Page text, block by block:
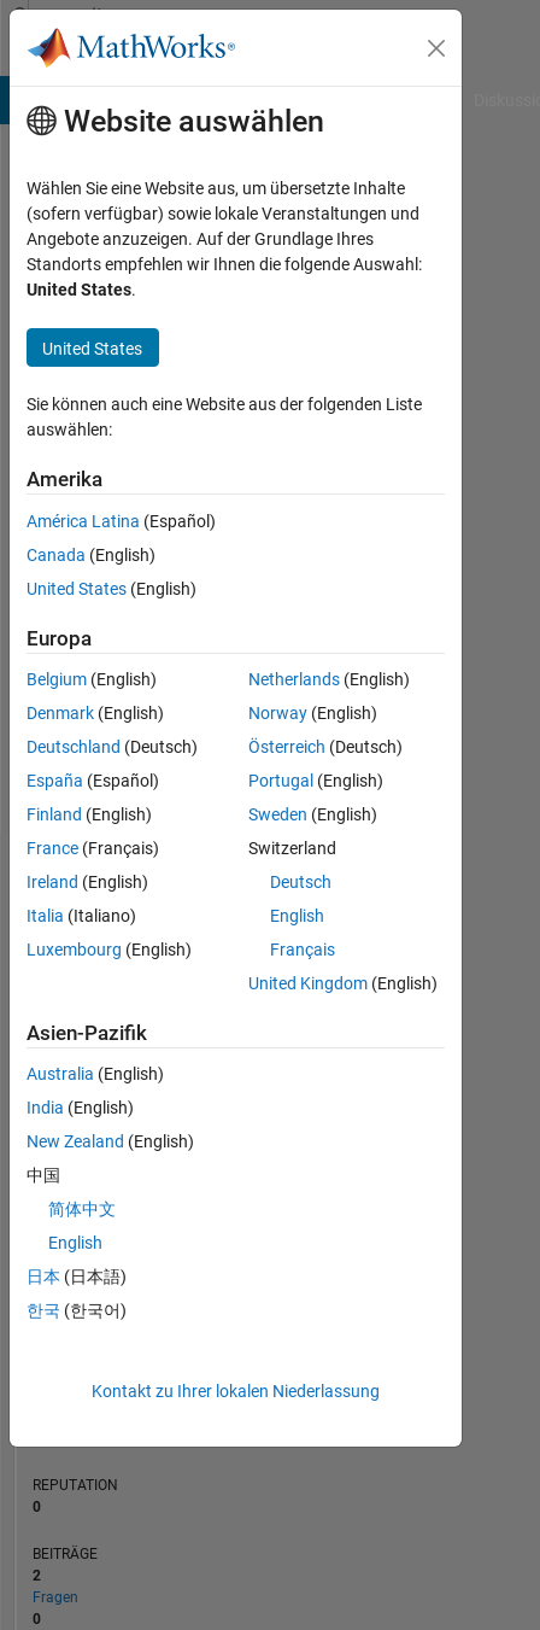
Weiter zum Inhalt
Community
Profile
Hasan
Aydin
Last
mehr
als
ein
Jahr
|
Aktiv
seit
2023
Followers:
Following:
Follow
Dashboard
Statistik
BEITRÄGE L
-2
-1
1
2
3
REPUTATION
0
BEITRÄGE
2
Fragen
0
Website auswählen
Wählen Sie eine Website aus, um übersetzte Inhalte
(sofern verfügbar) sowie lokale Veranstaltungen und
Angebote anzuzeigen. Auf der Grundlage Ihres
Standorts empfehlen wir Ihnen die folgende Auswahl:
United States.
United States
Sie können auch eine Website aus der folgenden Liste
auswählen:
Amerika
América Latina (Español)
Canada (English)
United States (English)
Europa
Belgium (English)
Denmark (English)
Deutschland (Deutsch)
España (Español)
Finland (English)
France (Français)
Ireland (English)
Italia (Italiano)
Luxembourg (English)
Netherlands (English)
Norway (English)
Österreich (Deutsch)
Portugal (English)
Sweden (English)
Switzerland
Deutsch
English
Français
United Kingdom (English)
Asien-Pazifik
Australia (English)
India (English)
New Zealand (English)
中国
简体中文
English
日本 (日本語)
한국 (한국어)
Kontakt zu Ihrer lokalen Niederlassung